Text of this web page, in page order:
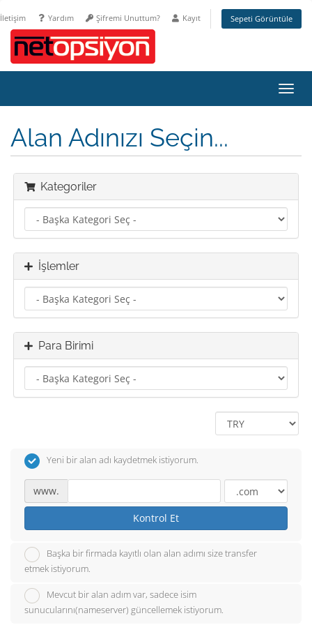
Yardım Şifremi Unuttum? Kayıt Sepeti Görüntüle
Alan Adınızı Seçin...
Kategoriler
İşlemler
Para Birimi
Yeni bir alan adı kaydetmek istiyorum.
www.
Kontrol Et
Başka bir firmada kayıtlı olan alan adımı size transfer
etmek istiyorum.
Mevcut bir alan adım var, sadece isim
sunucularını(nameserver) güncellemek istiyorum.